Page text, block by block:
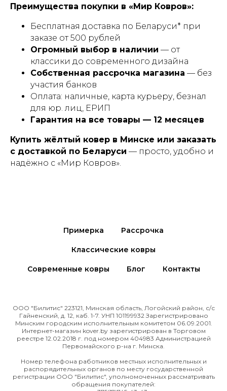
Преимущества покупки в «Мир Ковров»:
Бесплатная доставка по Беларуси* при
заказе от 500 рублей
Огромный выбор в наличии — от
классики до современного дизайна
Собственная рассрочка магазина — без
участия банков
Оплата: наличные, карта курьеру, безнал
для юр. лиц, ЕРИП
Гарантия на все товары — 12 месяцев
Купить жёлтый ковер в Минске или заказать
с доставкой по Беларуси — просто, удобно и
надёжно с «Мир Ковров».
Примерка Рассрочка
Классические ковры
Современные ковры Блог Контакты
ООО "Билитис" 223121, Минская область, Логойский район, с/с
Гайненский, д. 12, каб. 1-7. УНП 101199932 Зарегистрировано
Минским городским исполнительным комитетом 06.09.2001.
Интернет-магазин kover.by зарегиcтрирован в Торговом
реестре 12.02.2018 г. под номером 404983 Администрацией
Первомайского р-на г. Минска.
Номер телефона работников местных исполнительных и
распорядительных органов по месту государственной
регистрации ООО "Билитис", уполномоченных рассматривать
обращения покупателей: